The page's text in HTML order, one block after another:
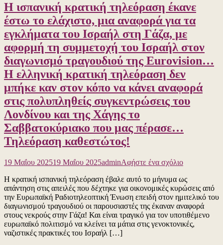
Η ισπανική κρατική τηλεόραση έκανε
έστω το ελάχιστο, μια αναφορά για τα
εγκλήματα του Ισραήλ στη Γάζα, με
αφορμή τη συμμετοχή του Ισραήλ στον
διαγωνισμό τραγουδιού της Eurovision…
Η ελληνική κρατική τηλεόραση δεν
μπήκε καν στον κόπο να κάνει αναφορά
στις πολυπληθείς συγκεντρώσεις του
Λονδίνου και της Χάγης το
Σαββατοκύριακο που μας πέρασε…
Τηλεόραση καθεστώτος!
19 Μαΐου 202519 Μαΐου 2025adminΑφήστε ένα σχόλιογια
Η
ισπανική
κρατική
τηλεόραση
έκανε
έστω
Η κρατική ισπανική τηλεόραση έβαλε αυτό το μήνυμα ως
απάντηση στις απειλές που δέχτηκε για οικονομικές κυρώσεις από
την Ευρωπαϊκή Ραδιοτηλεοπτική Ένωση επειδή στον ημιτελικό του
διαγωνισμού τραγουδιού οι παρουσιαστές της έκαναν αναφορά
στους νεκρούς στην Γάζα! Και είναι τραγικό για τον υποτιθέμενο
ευρωπαϊκό πολιτισμό να κλείνει τα μάτια στις γενοκτονικές,
ναζιστικές πρακτικές του Ισραήλ […]